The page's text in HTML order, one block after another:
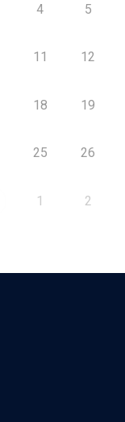
4 5
11 12
18 19
25 26
1 2